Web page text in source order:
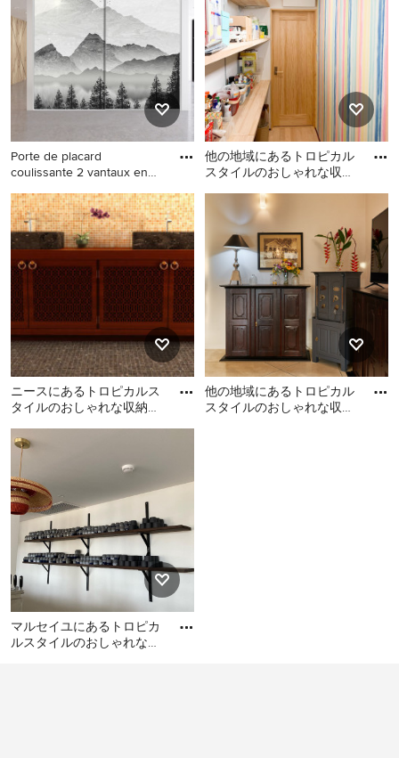
南国風収納・クローゼット のリフォームや模様替えを
お考えの場合でも、新築でおしゃれな収納・クローゼッ
トを作る場合でも、Houzz がアイデア探しのお手伝いを
します。Houzz には C&J Créateurs d'Intérieurs や Claire
Mélul Architecture Intérieure といった日本国内の優れた
建築家、インテリアデザイナー、工務店、リノベーショ
ン会社などから寄せられた62枚の家や部屋の写真があり
ます。色別やスタイル別で収納・クローゼットの画像を
見て、気になる南国風収納・クローゼット の間取りや
レイアウトがあれば、アイデアブックへ保存したり、そ
の写真の住宅を手がけた専門家にご自分の理想の南国風
収納・クローゼット のデザインや間取りについて相談
してみましょう。 日本や海外のおしゃれな南国風収
納・クローゼット の実例がいっぱいの Houzz を、あな
たの家のリノベーションやリフォームのアイデア集めに
是非お役立てください。
Porte de placard
coulissante 2 vantaux en
リヨンにある高級な広いト
ロピカルスタイルのおしゃ
れな収納・クローゼット (造
り付け) の写真
他の地域にあるトロピカル
スタイルのおしゃれな収
他の地域にあるトロピカル
スタイルのおしゃれな収
納・クローゼットの写真
ニースにあるトロピカルス
タイルのおしゃれな収納・
ニースにあるトロピカルス
タイルのおしゃれな収納・
クローゼットの写真
他の地域にあるトロピカル
スタイルのおしゃれな収
マルセイユにあるトロピカ
ルスタイルのおしゃれな収